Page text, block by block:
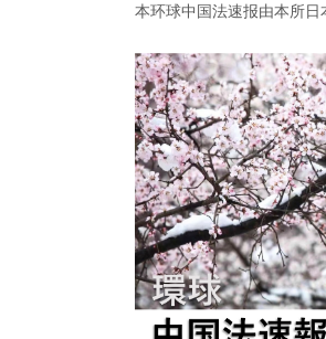
本环球中国法速报由本所日